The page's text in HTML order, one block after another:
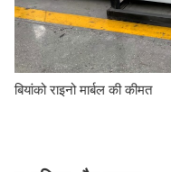
बियांको राइनो मार्बल की कीमत